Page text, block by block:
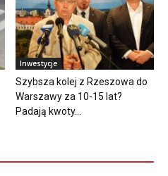
Inwestycje
Szybsza kolej z Rzeszowa do
Warszawy za 10-15 lat?
Padają kwoty...